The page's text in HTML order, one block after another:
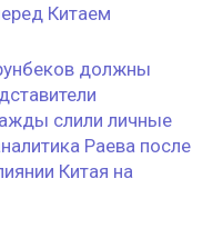
Китаем
должны
слили личные
Раева после
Китая на